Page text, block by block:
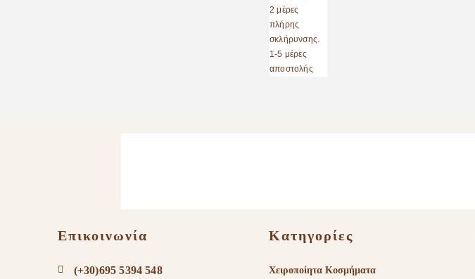
Επικοινωνία
(+30)695 5394 548
Κατηγορίες
Χειροποίητα Κοσμήματα